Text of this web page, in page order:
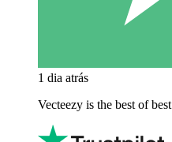
1 dia atrás
Vecteezy is the best of best